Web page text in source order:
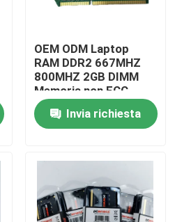
OEM ODM Laptop
RAM DDR2 667MHZ
800MHZ 2GB DIMM
Memoria non ECC
Invia richiesta